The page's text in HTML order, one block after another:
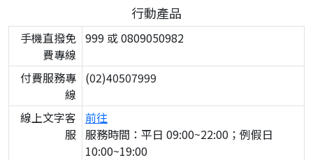
行動產品
手機直撥免
費專線
999 或 0809050982
付費服務專
線
(02)40507999
線上文字客
服
前往
服務時間：平日 09:00~22:00；例假日
10:00~19:00